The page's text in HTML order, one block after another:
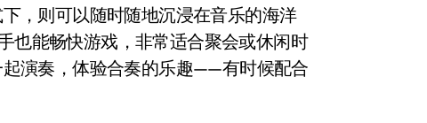
，则可以随时随地沉浸在音乐的海洋
也能畅快游戏，非常适合聚会或休闲时
演奏，体验合奏的乐趣——有时候配合